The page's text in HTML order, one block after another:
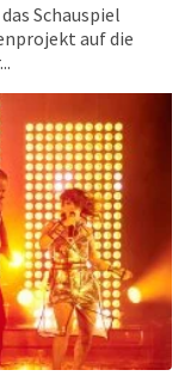
Schauspiel
auf die